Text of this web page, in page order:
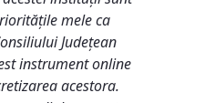
mele ca
Județean
instrument online
acestora.